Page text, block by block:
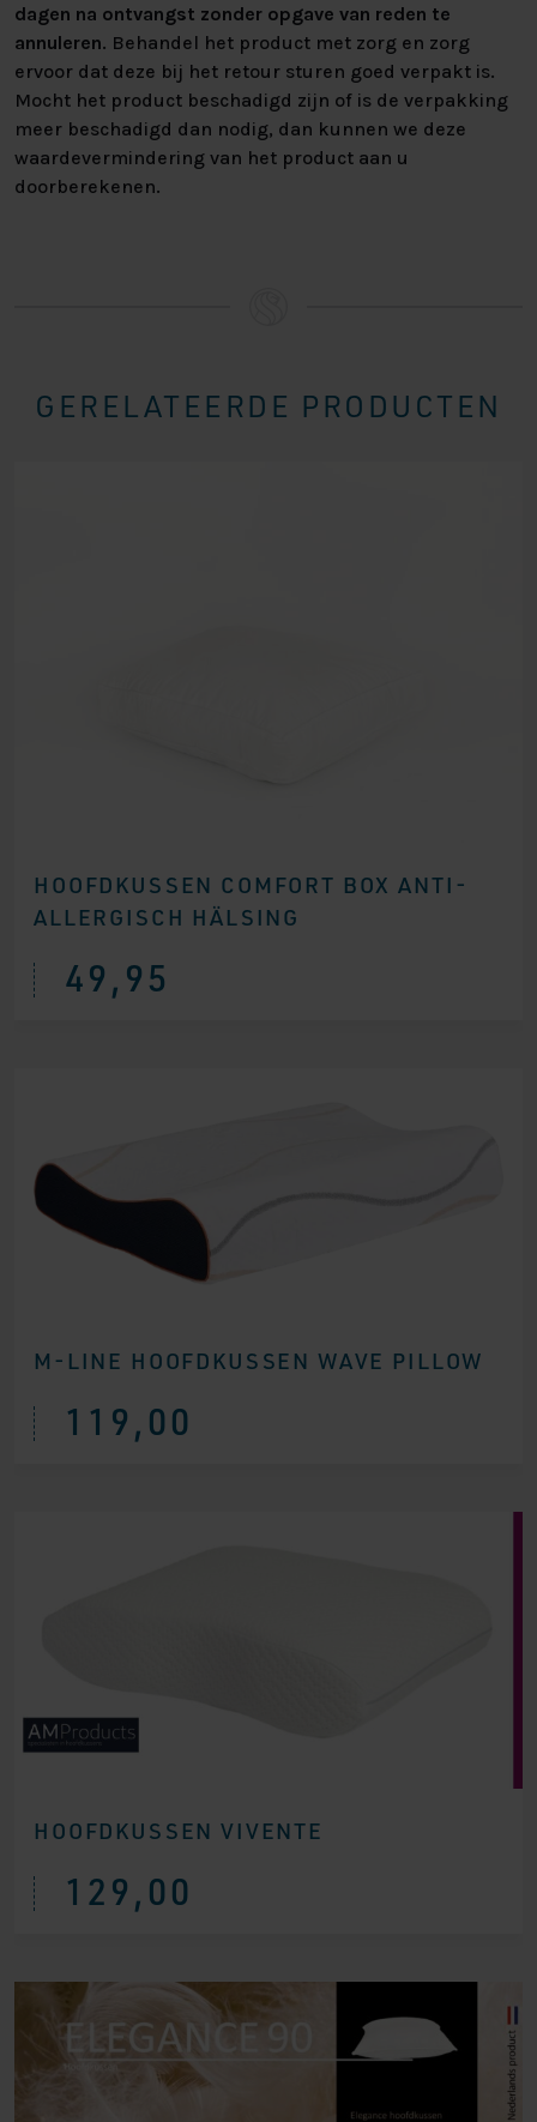
dagen na ontvangst zonder opgave van reden te
annuleren. Behandel het product met zorg en zorg
ervoor dat deze bij het retour sturen goed verpakt is.
Mocht het product beschadigd zijn of is de verpakking
meer beschadigd dan nodig, dan kunnen we deze
waardevermindering van het product aan u
doorberekenen.
GERELATEERDE PRODUCTEN
HOOFDKUSSEN COMFORT BOX ANTI-
ALLERGISCH HÄLSING
49,95
M-LINE HOOFDKUSSEN WAVE PILLOW
119,00
HOOFDKUSSEN VIVENTE
129,00